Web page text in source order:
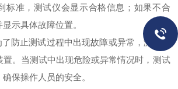
标准，测试仪会显示合格信息；如果不合
示具体故障位置。
止测试过程中出现故障或异常，测试仪
置。当测试中出现危险或异常情况时，测试
保操作人员的安全。